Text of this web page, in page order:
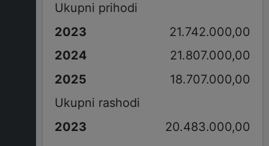
Ukupni prihodi
21.742.000,00
21.807.000,00
18.707.000,00
Ukupni rashodi
20.483.000,00